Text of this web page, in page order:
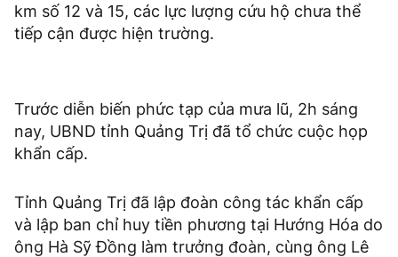
km số 12 và 15, các lực lượng cứu hộ chưa thể
tiếp cận được hiện trường.
Trước diễn biến phức tạp của mưa lũ, 2h sáng
nay, UBND tỉnh Quảng Trị đã tổ chức cuộc họp
khẩn cấp.
Tỉnh Quảng Trị đã lập đoàn công tác khẩn cấp
và lập ban chỉ huy tiền phương tại Hướng Hóa do
ông Hà Sỹ Đồng làm trưởng đoàn, cùng ông Lê